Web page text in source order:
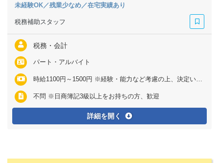
未経験OK／残業少なめ／在宅実績あり
税務補助スタッフ
税務・会計
パート・アルバイト
時給1100円～1500円 ※経験・能力など考慮の上、決定いたします ※残業代は全額支給 ※個人の習熟度により、試用期間延長の可能性があります
不問 ※日商簿記3級以上をお持ちの方、歓迎
詳細を開く